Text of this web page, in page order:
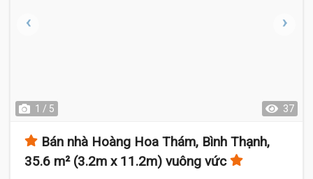
1 / 5 37
Bán nhà Hoàng Hoa Thám, Bình Thạnh,
35.6 m² (3.2m x 11.2m) vuông vức